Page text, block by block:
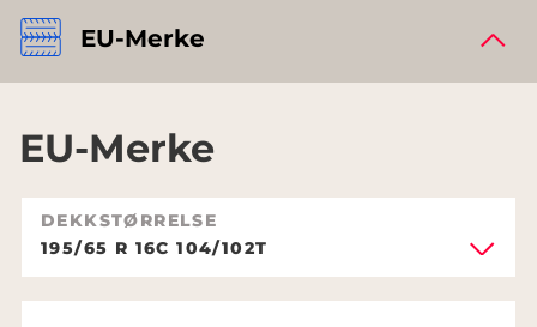
EU-Merke
EU-Merke
DEKKSTØRRELSE
195/65 R 16C 104/102T